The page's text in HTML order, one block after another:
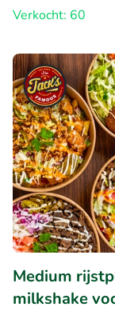
Verkocht: 60
Medium
milkshake